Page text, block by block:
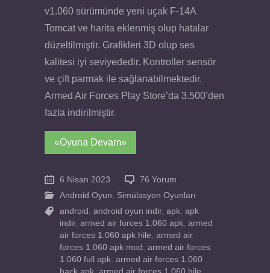
v1.060 sürümünde yeni uçak F-14A
Tomcat ve harita eklenmiş olup hatalar
düzeltilmiştir. Grafikleri 3D olup ses
kalitesi iyi seviyededir. Kontroller sensör
ve çift parmak ile sağlanabilmektedir.
Armed Air Forces Play Store’da 3.500’den
fazla indirilmiştir.
«Oyuna Devam»
6 Nisan 2023
76 Yorum
Android Oyun
Simülasyon Oyunları
android
android oyun indir, apk apk
indir, armed air forces 1.060 apk armed
air forces 1.060 apk hile armed air
forces 1.060 apk mod
armed air forces
1.060 full apk armed air forces 1.060